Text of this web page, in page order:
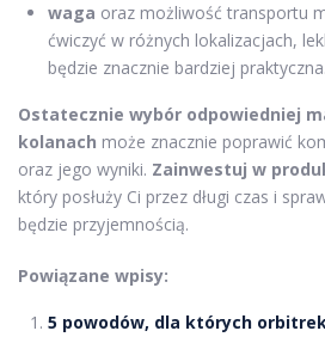
waga oraz możliwość transportu
ćwiczyć w różnych lokalizacjach,
będzie znacznie bardziej praktyczna.
Ostatecznie wybór odpowiedniej
kolanach może znacznie poprawić
oraz jego wyniki. Zainwestuj w
który posłuży Ci przez długi czas i
będzie przyjemnością.
Powiązane wpisy:
5 powodów, dla których